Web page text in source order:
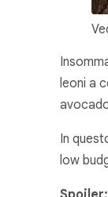
leoni a
In
low